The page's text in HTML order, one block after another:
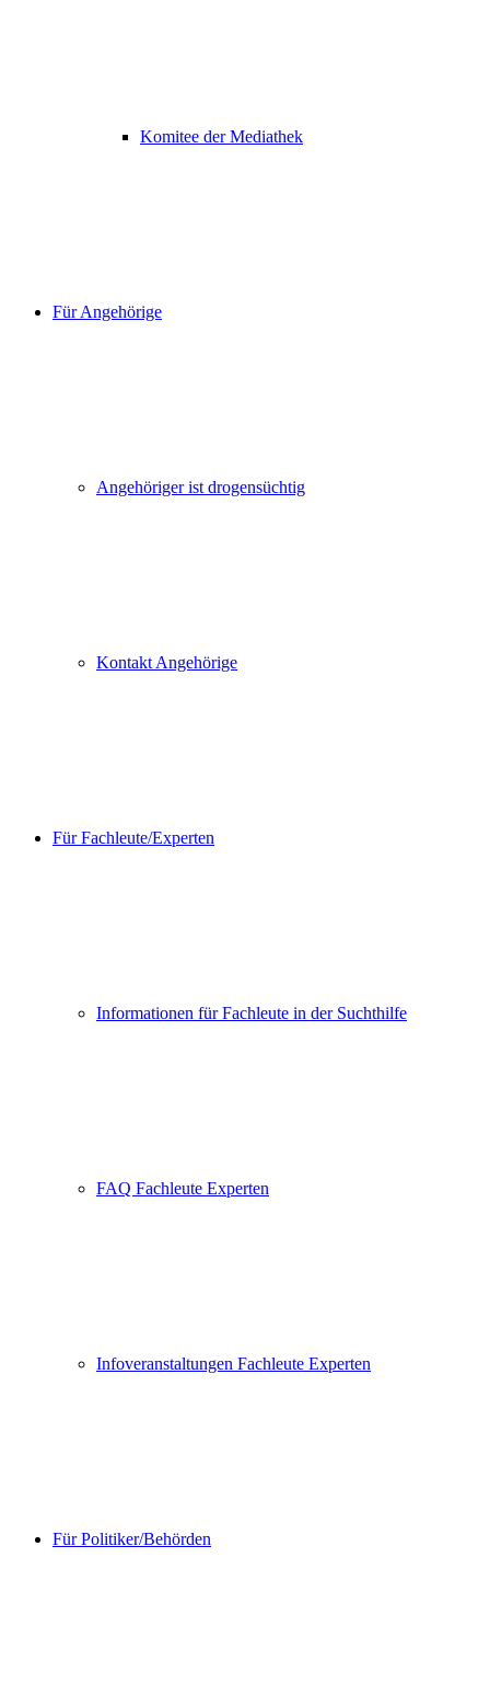
Komitee der Mediathek
Für Angehörige
Angehöriger ist drogensüchtig
Kontakt Angehörige
Für Fachleute/Experten
Informationen für Fachleute in der Suchthilfe
FAQ Fachleute Experten
Infoveranstaltungen Fachleute Experten
Für Politiker/Behörden